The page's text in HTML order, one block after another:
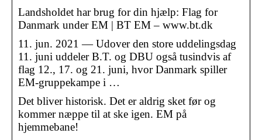
Landsholdet har brug for din hjælp: Flag for
Danmark under EM | BT EM – www.bt.dk
11. jun. 2021 — Udover den store uddelingsdag
11. juni uddeler B.T. og DBU også tusindvis af
flag 12., 17. og 21. juni, hvor Danmark spiller
EM-gruppekampe i …
Det bliver historisk. Det er aldrig sket før og
kommer næppe til at ske igen. EM på
hjemmebane!